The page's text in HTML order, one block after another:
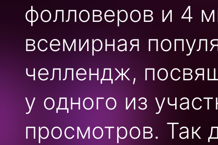
фолловеров и 4
всемирная
челлендж,
у одного из
просмотров. Так